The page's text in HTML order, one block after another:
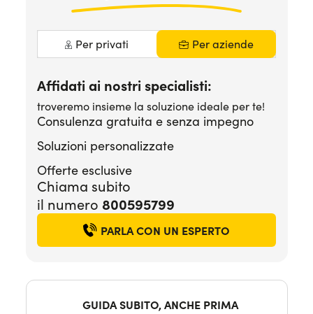
Per privati Per aziende
Affidati ai nostri specialisti:
troveremo insieme la soluzione ideale per te!
Consulenza gratuita e senza impegno
Soluzioni personalizzate
Offerte esclusive
Chiama subito
il numero 800595799
PARLA CON UN ESPERTO
GUIDA SUBITO, ANCHE PRIMA